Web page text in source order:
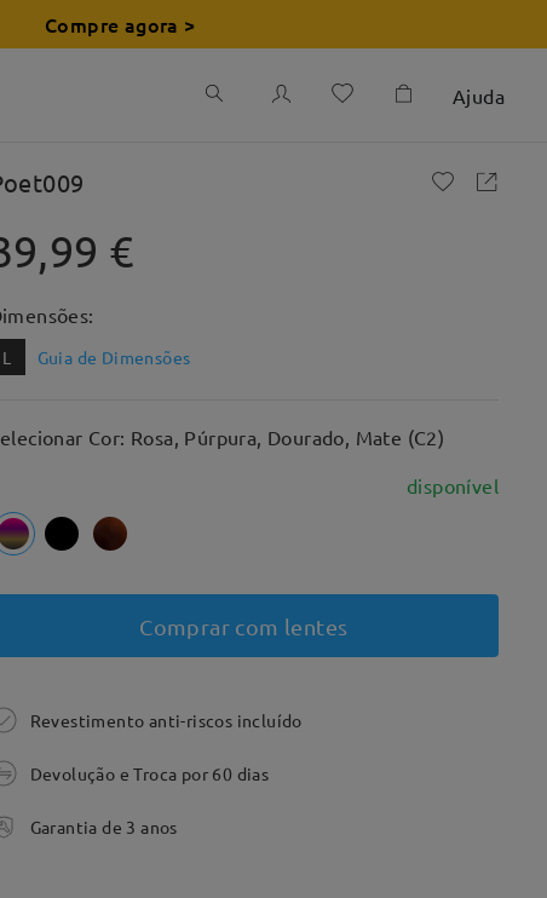
Compre agora >
Ajuda
€
L Guia de Dimensões
Cor: Rosa, Púrpura, Dourado, Mate (C2)
disponível
Comprar com lentes
Revestimento anti-riscos incluído
Devolução e Troca por 60 dias
Garantia de 3 anos